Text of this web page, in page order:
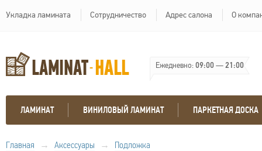
Укладка ламината Сотрудничество Адрес салона О
Ежедневно:09:00—21:00
ЛАМИНАТ ВИНИЛОВЫЙ ЛАМИНАТ ПАРКЕТНАЯ ДОСКА
Главная → Аксессуары → Подложка